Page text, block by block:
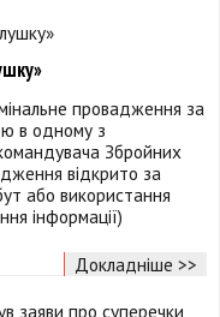
провадження за
в одному з
Збройних
відкрито за
або використання
інформації)
Докладніше >>